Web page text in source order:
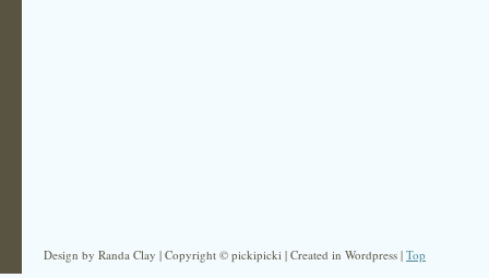
Design by Randa Clay | Copyright © pickipicki | Created in Wordpress | Top